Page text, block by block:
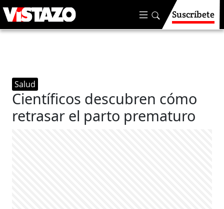
Suscríbete
Salud
Científicos descubren cómo
retrasar el parto prematuro